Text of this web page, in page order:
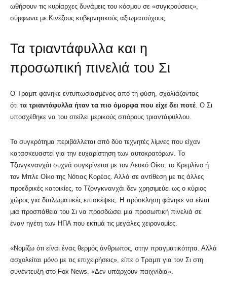
ωθήσουν τις κυρίαρχες δυνάμεις του κόσμου σε «συγκρούσεις»,
σύμφωνα με Κινέζους κυβερνητικούς αξιωματούχους.
Τα τριαντάφυλλα και η
προσωπική πινελιά του Σι
Ο Τραμπ φάνηκε εντυπωσιασμένος από τη φύση, σχολιάζοντας
ότι τα τριαντάφυλλα ήταν τα πιο όμορφα που είχε δει ποτέ . Ο Σι
υποσχέθηκε να του στείλει μερικούς σπόρους τριαντάφυλλου.
Το συγκρότημα περιβάλλεται από δύο τεχνητές λίμνες που είχαν
κατασκευαστεί για την ευχαρίστηση των αυτοκρατόρων. Το
Τζονγκνανχάι συχνά συγκρίνεται με τον Λευκό Οίκο, το Κρεμλίνο ή
τον Μπλε Οίκο της Νότιας Κορέας. Αλλά σε αντίθεση με τις άλλες
προεδρικές κατοικίες, το Τζονγκνανχάι δεν χρησιμεύει ως ο κύριος
χώρος για διπλωματικές επισκέψεις. Η πρόσκληση φάνηκε να είναι
μια προσπάθεια του Σι να προσδώσει μια προσωπική πινελιά σε
έναν ηγέτη των ΗΠΑ που εκτιμά τις μεγάλες χειρονομίες.
«Νομίζω ότι είναι ένας θερμός άνθρωπος, στην πραγματικότητα. Αλλά
ασχολείται μόνο με τις επιχειρήσεις», είπε ο Τραμπ για τον Σι στη
συνέντευξη στο Fox News. «Δεν υπάρχουν παιχνίδια».